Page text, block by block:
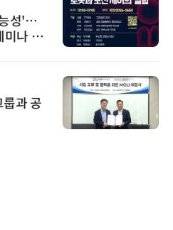
성'…
미나 페
과 공